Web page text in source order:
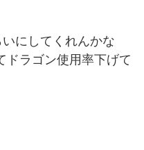
にしてくれんかな
ドラゴン使用率下げて